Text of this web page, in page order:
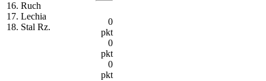
16. Ruch
17. Lechia
18. Stal Rz.
0
pkt
0
pkt
0
pkt